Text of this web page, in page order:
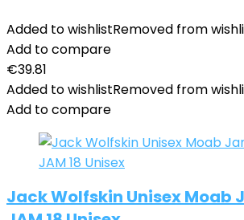
Added to wishlistRemoved from
Add to compare
€39.81
Added to wishlistRemoved from
Add to compare
Jack Wolfskin Unisex Moab